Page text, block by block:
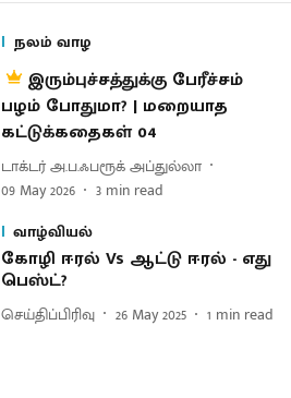
நலம் வாழ
இரும்புச்சத்துக்கு பேரீச்சம்
பழம் போதுமா? | மறையாத
கட்டுக்கதைகள் 04
டாக்டர் அ.ப.ஃபரூக் அப்துல்லா
09 May 2026
3 min read
வாழ்வியல்
கோழி ஈரல் Vs ஆட்டு ஈரல் - எது
பெஸ்ட்?
செய்திப்பிரிவு 26 May 2025 1 min read